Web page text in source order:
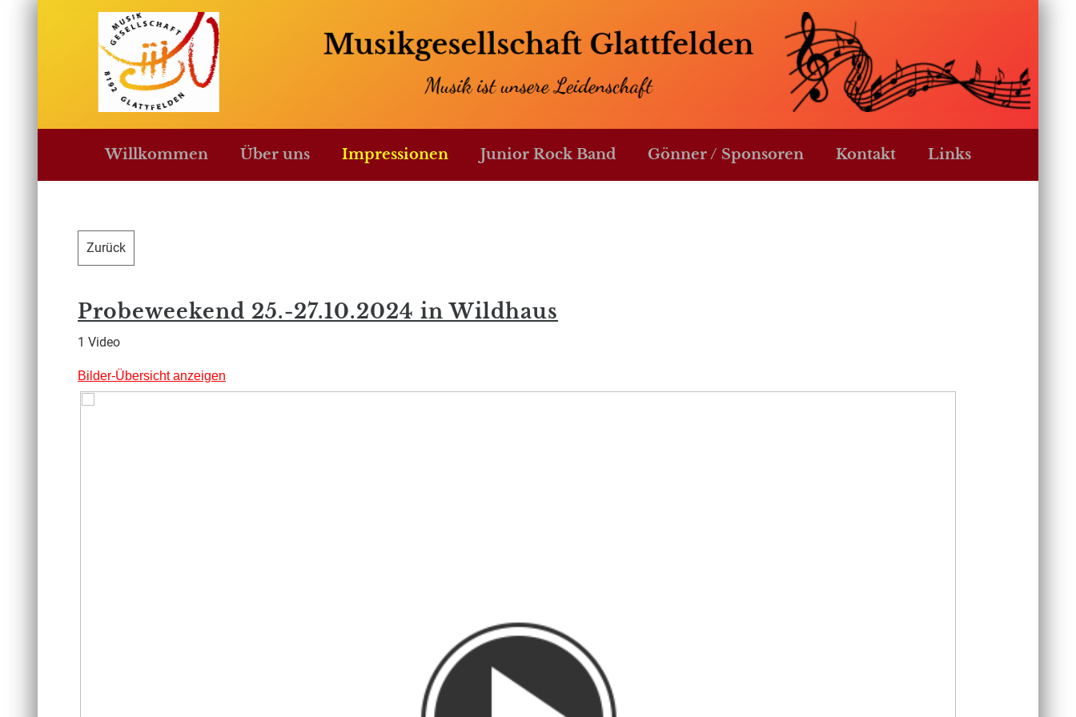
Willkommen Über uns Impressionen Junior Rock Band Gönner / Sponsoren Kontakt Links
Zurück
Probeweekend 25.-27.10.2024 in Wildhaus
1 Video
Bilder-Übersicht anzeigen